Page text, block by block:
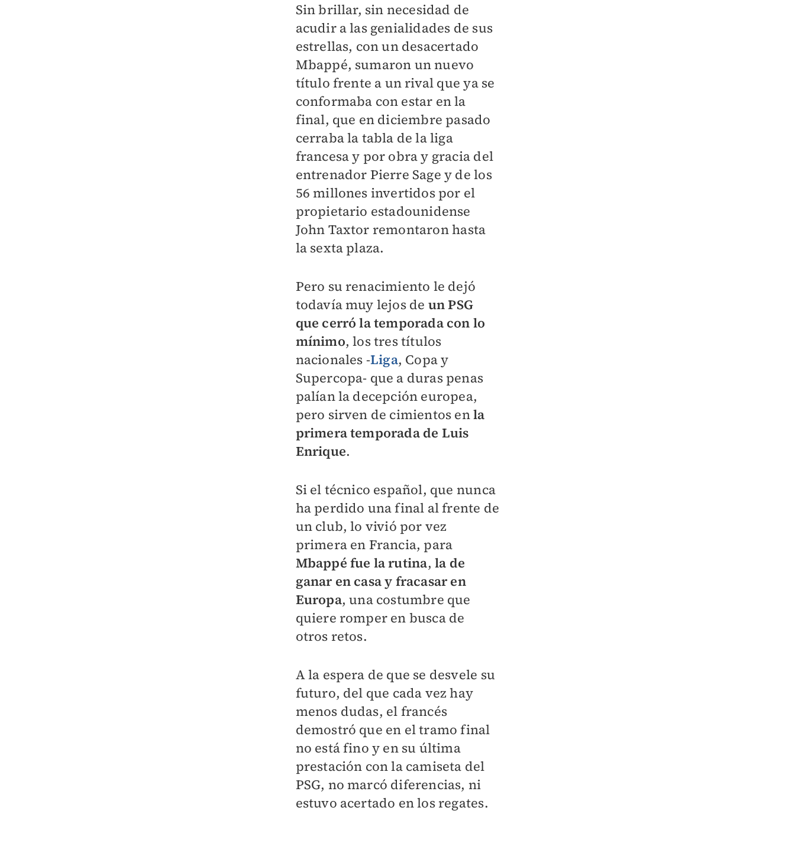
Sin brillar, sin necesidad de
acudir a las genialidades de sus
estrellas, con un desacertado
Mbappé, sumaron un nuevo
título frente a un rival que ya se
conformaba con estar en la
final, que en diciembre pasado
cerraba la tabla de la liga
francesa y por obra y gracia del
entrenador Pierre Sage y de los
56 millones invertidos por el
propietario estadounidense
John Taxtor remontaron hasta
la sexta plaza.
Pero su renacimiento le dejó
todavía muy lejos de un PSG
que cerró la temporada con lo
mínimo, los tres títulos
nacionales -Liga, Copa y
Supercopa- que a duras penas
palían la decepción europea,
pero sirven de cimientos enla
primera temporada de Luis
Enrique.
Si el técnico español, que nunca
ha perdido una final al frente de
un club, lo vivió por vez
primera en Francia, para
Mbappé fue la rutina, la de
ganar en casa y fracasar en
Europa, una costumbre que
quiere romper en busca de
otros retos.
A la espera de que se desvele su
futuro, del que cada vez hay
menos dudas, el francés
demostró que en el tramo final
no está fino y en su última
prestación con la camiseta del
PSG, no marcó diferencias, ni
estuvo acertado en los regates.